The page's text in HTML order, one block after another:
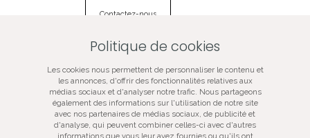
Contactez-nous
VOZ‘Galerie
VOZ‘Image
Mentions légales
Plan du site
Politique de cookies
Les cookies nous permettent de personnaliser le contenu et
les annonces, d'offrir des fonctionnalités relatives aux
médias sociaux et d'analyser notre trafic. Nous partageons
également des informations sur l'utilisation de notre site
avec nos partenaires de médias sociaux, de publicité et
d'analyse, qui peuvent combiner celles-ci avec d'autres
informations que vous leur avez fournies ou qu'ils ont